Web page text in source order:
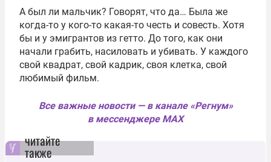
А был ли мальчик? Говорят, что да… Была же
когда-то у кого-то какая-то честь и совесть. Хотя
бы и у эмигрантов из гетто. До того, как они
начали грабить, насиловать и убивать. У каждого
свой квадрат, свой кадрик, своя клетка, свой
любимый фильм.
Все важные новости — в канале «Регнум»
в мессенджере MAX
читайте
также